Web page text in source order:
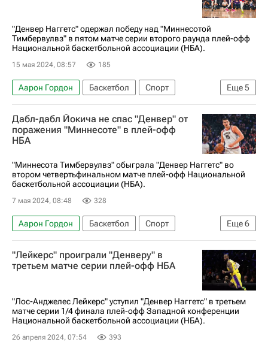
"Денвер Наггетс" одержал победу над "Миннесотой
Тимбервулвз" в пятом матче серии второго раунда плей-офф
Национальной баскетбольной ассоциации (НБА).
15 мая 2024, 08:57 185
Еще5
Аарон Гордон Баскетбол
Спорт
Никола Йокич
Карл-Энтони Таунс
Нью-Йорк Никс
Денвер Наггетс
Индиана Пэйсерс
Дабл-дабл Йокича не спас "Денвер" от
поражения "Миннесоте" в плей-офф
НБА
"Миннесота Тимбервулвз" обыграла "Денвер Наггетс" во
втором четвертьфинальном матче плей-офф Национальной
баскетбольной ассоциации (НБА).
7 мая 2024, 08:48 328
Еще6
Аарон Гордон Баскетбол
Спорт
Карл-Энтони Таунс
Никола Йокич
Нью-Йорк Никс
Денвер Наггетс
"Лейкерс" проиграли "Денверу" в
третьем матче серии плей-офф НБА
"Лос-Анджелес Лейкерс" уступил "Денвер Наггетс" в третьем
матче серии 1/4 финала плей-офф Западной конференции
Национальной баскетбольной ассоциации (НБА).
26 апреля 2024, 07:54 393